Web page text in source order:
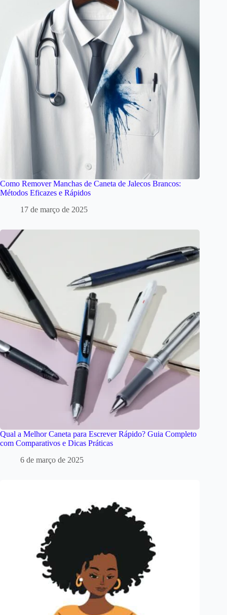
Como Remover Manchas de Caneta de Jalecos Brancos:
Métodos Eficazes e Rápidos
17 de março de 2025
Qual a Melhor Caneta para Escrever Rápido? Guia Completo
com Comparativos e Dicas Práticas
6 de março de 2025